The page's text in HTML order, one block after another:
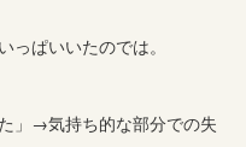
っぱいいたのでは。
」→気持ち的な部分での失